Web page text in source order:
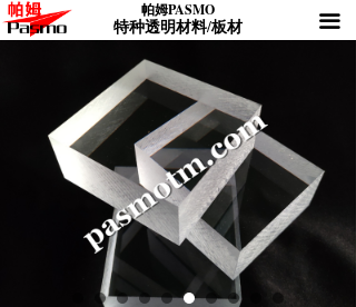
帕姆PASMO
特种透明材料/板材 끀
ꄓ 帕姆官网（首页）
权威发布
产品发布
材料致知
价格咨询